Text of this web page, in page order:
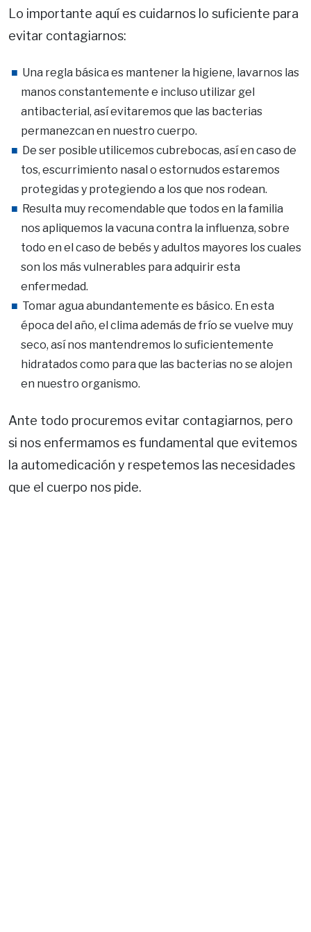
Lo importante aquí es cuidarnos lo suficiente para
evitar contagiarnos:
Una regla básica es mantener la higiene, lavarnos las
manos constantemente e incluso utilizar gel
antibacterial, así evitaremos que las bacterias
permanezcan en nuestro cuerpo.
De ser posible utilicemos cubrebocas, así en caso de
tos, escurrimiento nasal o estornudos estaremos
protegidas y protegiendo a los que nos rodean.
Resulta muy recomendable que todos en la familia
nos apliquemos la vacuna contra la influenza, sobre
todo en el caso de bebés y adultos mayores los cuales
son los más vulnerables para adquirir esta
enfermedad.
Tomar agua abundantemente es básico. En esta
época del año, el clima además de frío se vuelve muy
seco, así nos mantendremos lo suficientemente
hidratados como para que las bacterias no se alojen
en nuestro organismo.
Ante todo procuremos evitar contagiarnos, pero
si nos enfermamos es fundamental que evitemos
la automedicación y respetemos las necesidades
que el cuerpo nos pide.